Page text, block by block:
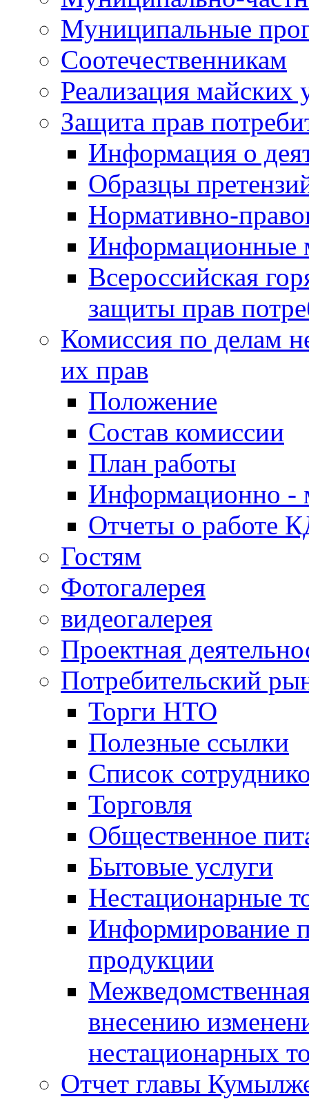
Муниципальные
Соотечественникам
Реализация майских
Защита прав
Информация о
Образцы
Нормативно-
Информационные
Всероссийская
защиты прав
Комиссия по делам
их прав
Положение
Состав комиссии
План работы
Информационно -
Отчеты о работе
Гостям
Фотогалерея
видеогалерея
Проектная
Потребительский
Торги НТО
Полезные ссылки
Список
Торговля
Общественное
Бытовые услуги
Нестационарные
Информирование
продукции
внесению
нестационарных
Отчет главы